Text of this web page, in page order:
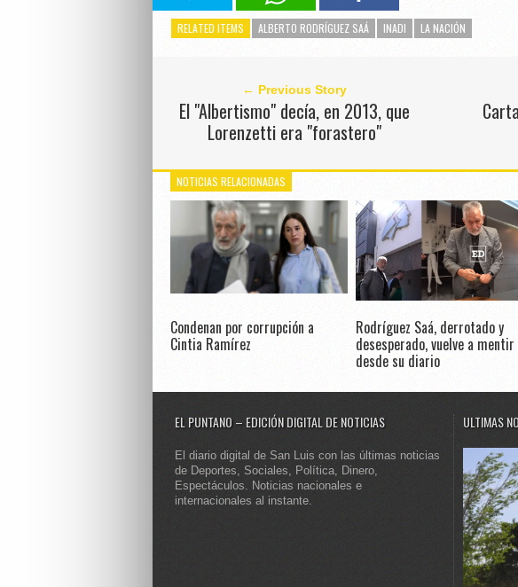
RELATED ITEMS ALBERTO RODRÍGUEZ SAÁ INADI LA NACIÓN
← Previous Story
El "Albertismo" decía, en 2013, que
Lorenzetti era "forastero"
NOTICIAS RELACIONADAS
Condenan por corrupción a
Cintia Ramírez
Rodríguez Saá, derrotado y
desesperado, vuelve a mentir
desde su diario
EL PUNTANO – EDICIÓN DIGITAL DE NOTICIAS
El diario digital de San Luis con las últimas noticias
de Deportes, Sociales, Política, Dinero,
Espectáculos. Noticias nacionales e
internacionales al instante.
ULTIMAS